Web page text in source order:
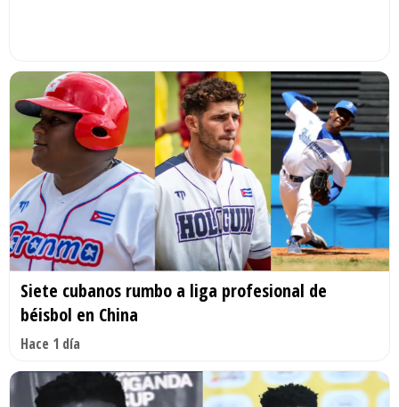
Siete cubanos rumbo a liga profesional de
béisbol en China
Hace 1 día